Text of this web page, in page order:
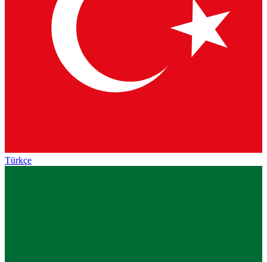
Türkçe